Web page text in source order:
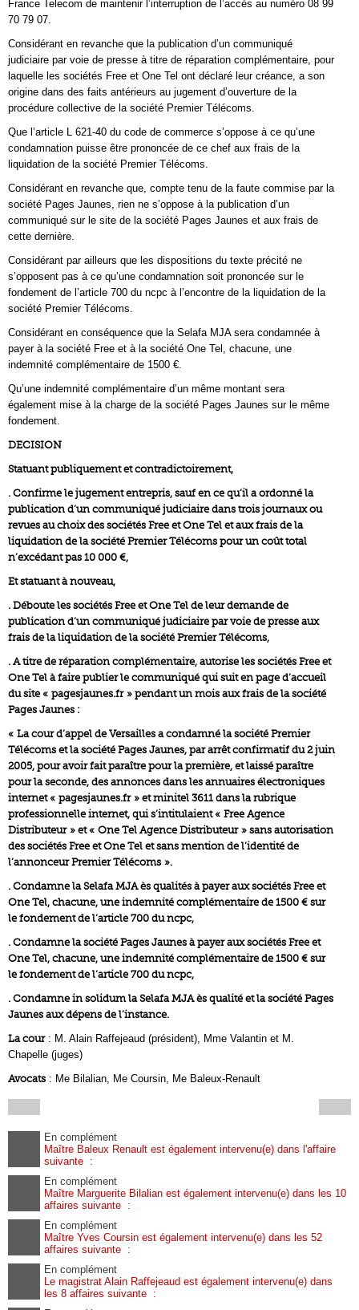
France Telecom de maintenir l’interruption de l’accès au numéro 08 99
70 79 07.
Considérant en revanche que la publication d’un communiqué
judiciaire par voie de presse à titre de réparation complémentaire, pour
laquelle les sociétés Free et One Tel ont déclaré leur créance, a son
origine dans des faits antérieurs au jugement d’ouverture de la
procédure collective de la société Premier Télécoms.
Que l’article L 621-40 du code de commerce s’oppose à ce qu’une
condamnation puisse être prononcée de ce chef aux frais de la
liquidation de la société Premier Télécoms.
Considérant en revanche que, compte tenu de la faute commise par la
société Pages Jaunes, rien ne s’oppose à la publication d’un
communiqué sur le site de la société Pages Jaunes et aux frais de
cette dernière.
Considérant par ailleurs que les dispositions du texte précité ne
s’opposent pas à ce qu’une condamnation soit prononcée sur le
fondement de l’article 700 du ncpc à l’encontre de la liquidation de la
société Premier Télécoms.
Considérant en conséquence que la Selafa MJA sera condamnée à
payer à la société Free et à la société One Tel, chacune, une
indemnité complémentaire de 1500 €.
Qu’une indemnité complémentaire d’un même montant sera
également mise à la charge de la société Pages Jaunes sur le même
fondement.
DECISION
Statuant publiquement et contradictoirement,
. Confirme le jugement entrepris, sauf en ce qu’il a ordonné la
publication d’un communiqué judiciaire dans trois journaux ou
revues au choix des sociétés Free et One Tel et aux frais de la
liquidation de la société Premier Télécoms pour un coût total
n’excédant pas 10 000 €,
Et statuant à nouveau,
. Déboute les sociétés Free et One Tel de leur demande de
publication d’un communiqué judiciaire par voie de presse aux
frais de la liquidation de la société Premier Télécoms,
. A titre de réparation complémentaire, autorise les sociétés Free et
One Tel à faire publier le communiqué qui suit en page d’accueil
du site « pagesjaunes.fr » pendant un mois aux frais de la société
Pages Jaunes :
« La cour d’appel de Versailles a condamné la société Premier
Télécoms et la société Pages Jaunes, par arrêt confirmatif du 2 juin
2005, pour avoir fait paraître pour la première, et laissé paraître
pour la seconde, des annonces dans les annuaires électroniques
internet « pagesjaunes.fr » et minitel 3611 dans la rubrique
professionnelle internet, qui s’intitulaient « Free Agence
Distributeur » et « One Tel Agence Distributeur » sans autorisation
des sociétés Free et One Tel et sans mention de l’identité de
l’annonceur Premier Télécoms ».
. Condamne la Selafa MJA ès qualités à payer aux sociétés Free et
One Tel, chacune, une indemnité complémentaire de 1500 € sur
le fondement de l’article 700 du ncpc,
. Condamne la société Pages Jaunes à payer aux sociétés Free et
One Tel, chacune, une indemnité complémentaire de 1500 € sur
le fondement de l’article 700 du ncpc,
. Condamne in solidum la Selafa MJA ès qualité et la société Pages
Jaunes aux dépens de l’instance.
La cour: M. Alain Raffejeaud (président), Mme Valantin et M.
Chapelle (juges)
Avocats : Me Bilalian, Me Coursin, Me Baleux-Renault
En complément
Maître Baleux Renault est également intervenu(e) dans l'affaire
suivante :
En complément
Maître Marguerite Bilalian est également intervenu(e) dans les 10
affaires suivante :
En complément
Maître Yves Coursin est également intervenu(e) dans les 52
affaires suivante :
En complément
Le magistrat Alain Raffejeaud est également intervenu(e) dans
les 8 affaires suivante :